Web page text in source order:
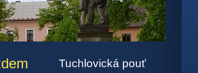
Tuchlovická pouť